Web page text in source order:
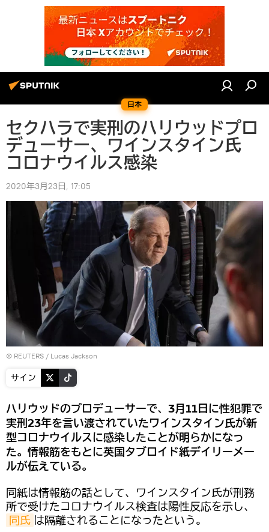
日本
セクハラで実刑のハリウッドプロ
デューサー、ワインスタイン氏
コロナウイルス感染
2020年3月23日, 17:05
© REUTERS / Lucas Jackson
サイン
ハリウッドのプロデューサーで、3月11日に性犯罪で
実刑23年を言い渡されていたワインスタイン氏が新
型コロナウイルスに感染したことが明らかになっ
た。情報筋をもとに英国タブロイド紙デイリーメー
ルが伝えている。
同紙は情報筋の話として、ワインスタイン氏が刑務
所で受けたコロナウイルス検査は陽性反応を示し、
同氏 は隔離されることになったという。